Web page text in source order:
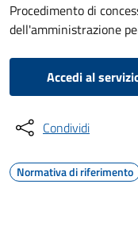
Procedimento di
dell'amministrazione
Accedi al
Condividi
Normativa di riferimento